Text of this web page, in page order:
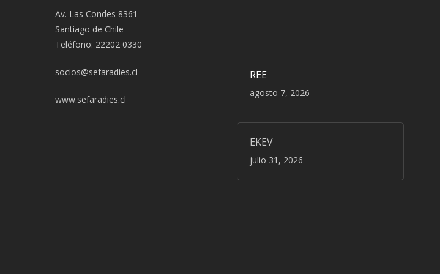
Av. Las Condes 8361
Santiago de Chile
Teléfono: 22202 0330
socios@sefaradies.cl
www.sefaradies.cl
REE
agosto 7, 2026
EKEV
julio 31, 2026